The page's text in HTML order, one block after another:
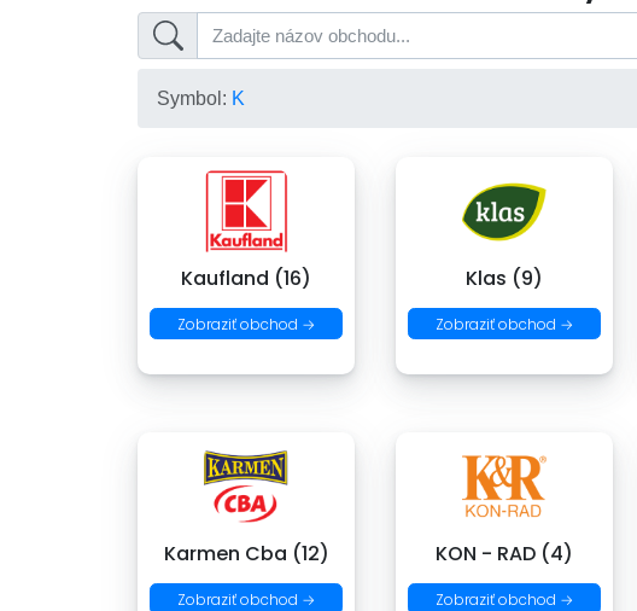
Symbol: K
Kaufland (16)
Zobraziť obchod →
Klas (9)
Zobraziť obchod →
Karmen Cba (12)
Zobraziť obchod →
KON - RAD (4)
Zobraziť obchod →